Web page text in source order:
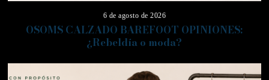
6 de agosto de 2026
OSOMS CALZADO BAREFOOT OPINIONES:
¿Rebeldía o moda?